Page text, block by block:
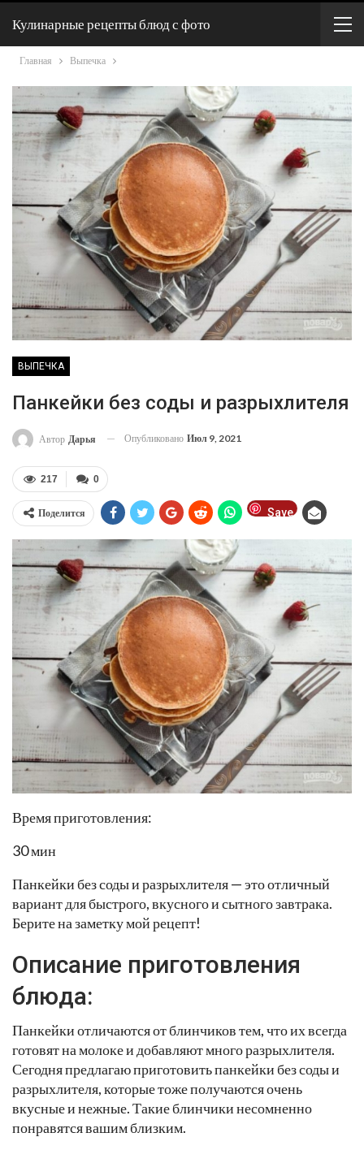
Кулинарные рецепты блюд с фото
Главная Выпечка
ВЫПЕЧКА
Панкейки без соды и разрыхлителя
Автор Дарья Опубликовано Июл 9, 2021
0
217
Поделится Save
Время приготовления:
30 мин
Панкейки без соды и разрыхлителя — это отличный
вариант для быстрого, вкусного и сытного завтрака.
Берите на заметку мой рецепт!
Описание приготовления
блюда:
Панкейки отличаются от блинчиков тем, что их всегда
готовят на молоке и добавляют много разрыхлителя.
Сегодня предлагаю приготовить панкейки без соды и
разрыхлителя, которые тоже получаются очень
вкусные и нежные. Такие блинчики несомненно
понравятся вашим близким.